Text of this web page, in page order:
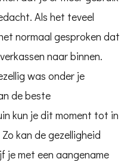
Als het teveel
normaal gesproken dat
naar binnen.
was onder je
de beste
kun je dit moment tot in
kan de gezelligheid
je met een aangename